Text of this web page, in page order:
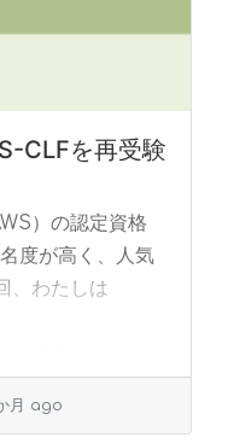
CLFを再受験
）の認定資格
度が高く、人気
わたしは
月 ago